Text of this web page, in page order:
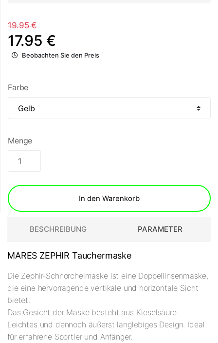
19.95 €
17.95 €
Beobachten Sie den Preis
Farbe
Menge
In den Warenkorb
BESCHREIBUNG PARAMETER
MARES ZEPHIR Tauchermaske
Die Zephir-Schnorchelmaske ist eine Doppellinsenmaske,
die eine hervorragende vertikale und horizontale Sicht
bietet.
Das Gesicht der Maske besteht aus Kieselsäure.
Leichtes und dennoch äußerst langlebiges Design. Ideal
für erfahrene Sportler und Anfänger.